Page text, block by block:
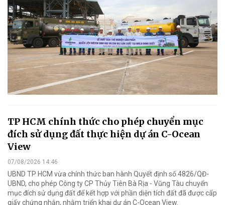
TP HCM chính thức cho phép chuyển mục
đích sử dụng đất thực hiện dự án C-Ocean
View
07/08/2026 14:46
UBND TP HCM vừa chính thức ban hành Quyết định số 4826/QĐ-
UBND, cho phép Công ty CP Thủy Tiên Bà Rịa - Vũng Tàu chuyển
mục đích sử dụng đất để kết hợp với phần diện tích đất đã được cấp
giấy chứng nhận, nhằm triển khai dự án C-Ocean View.